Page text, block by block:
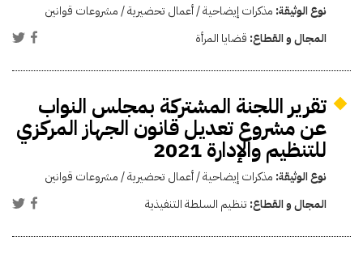
نوع الوثيقة: مذكرات إيضاحية / أعمال تحضيرية / مشروعات قوانين
المجال و القطاع: قضايا المرأة
تقرير اللجنة المشتركة بمجلس النواب
عن مشروع تعديل قانون الجهاز المركزي
للتنظيم والإدارة 2021
نوع الوثيقة: مذكرات إيضاحية / أعمال تحضيرية / مشروعات قوانين
المجال و القطاع: تنظيم السلطة التنفيذية